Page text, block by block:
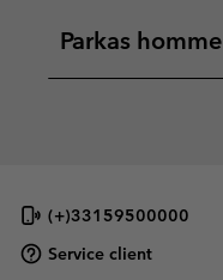
Parkas homme
(+)33159500000
Service client